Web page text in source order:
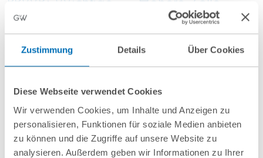
Zustimmung Details Über Cookies
Diese Webseite verwendet Cookies
Wir verwenden Cookies, um Inhalte und Anzeigen zu
personalisieren, Funktionen für soziale Medien anbieten
zu können und die Zugriffe auf unsere Website zu
analysieren. Außerdem geben wir Informationen zu Ihrer
Neuerungen durch
die 2. Auflage der
FAQ
halbierte
Kontingente und
verschärfte